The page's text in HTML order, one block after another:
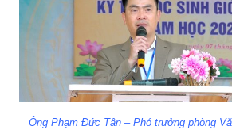
Ông Phạm Đức Tân – Phó trưởng phòng